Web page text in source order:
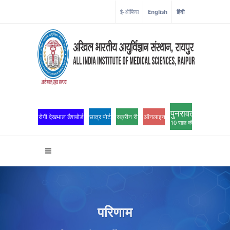
ई-ऑफिस English हिंदी
रोगी देखभाल डैशबोर्ड छात्र पोर्टल स्क्रीन रीडर एक्सेसऑनलाइन ओपीडी पंजीकरण
पुनरावर्तन
10 साल की उत्कृष्टता
परिणाम